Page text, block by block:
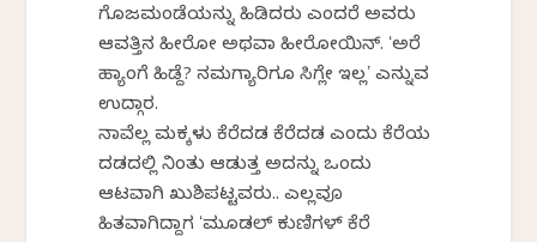
ಗೊಜಮಂಡೆಯನ್ನು ಹಿಡಿದರು ಎಂದರೆ ಅವರು
ಆವತ್ತಿನ ಹೀರೋ ಅಥವಾ ಹೀರೋಯಿನ್‌. ʻಅರೆ
ಹ್ಯಾಂಗೆ ಹಿಡ್ದೆ? ನಮಗ್ಯಾರಿಗೂ ಸಿಗ್ಲೇ ಇಲ್ಲʼ ಎನ್ನುವ
ಉದ್ಗಾರ.
ನಾವೆಲ್ಲ ಮಕ್ಕಳು ಕೆರೆದಡ ಕೆರೆದಡ ಎಂದು ಕೆರೆಯ
ದಡದಲ್ಲಿ ನಿಂತು ಆಡುತ್ತ ಅದನ್ನು ಒಂದು
ಆಟವಾಗಿ ಖುಶಿಪಟ್ಟವರು.. ಎಲ್ಲವೂ
ಹಿತವಾಗಿದ್ದಾಗ ʻಮೂಡಲ್‌ ಕುಣಿಗಳ್‌ ಕೆರೆ